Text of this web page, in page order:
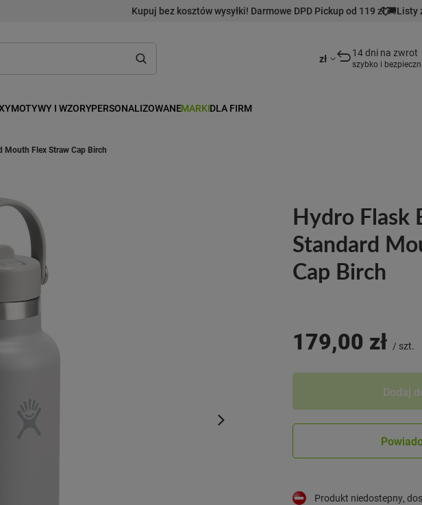
Kupuj bez kosztów wysyłki! Darmowe DPD Pickup od 119 zł 🚚Listy
zł 14 dni na zwrot
szybko i
MOTYWY I WZORYPERSONALIZOWANEMARKIDLA FIRM
Mouth Flex Straw Cap Birch
Hydro Flask
Standard
Cap Birch
179,00 zł / szt.
Dodaj
Produkt niedostepny,